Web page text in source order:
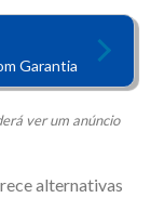
Garantia
ver um anúncio
alternativas